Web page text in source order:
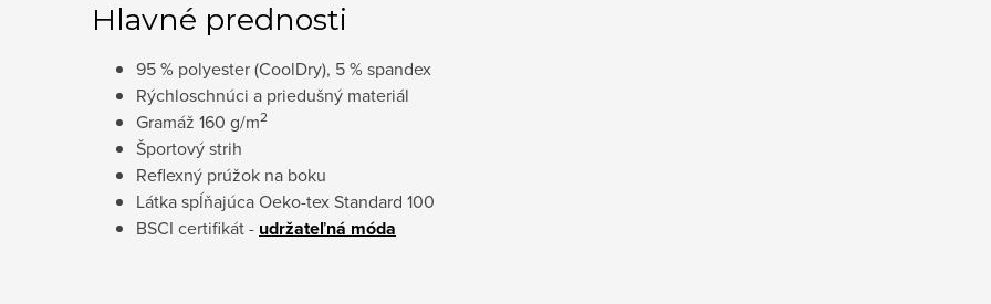
Hlavné prednosti
95 % polyester (CoolDry), 5 % spandex
Rýchloschnúci a priedušný materiál
Gramáž 160 g/m2
Športový strih
Reflexný prúžok na boku
Látka spĺňajúca Oeko-tex Standard 100
BSCI certifikát - udržateľná móda